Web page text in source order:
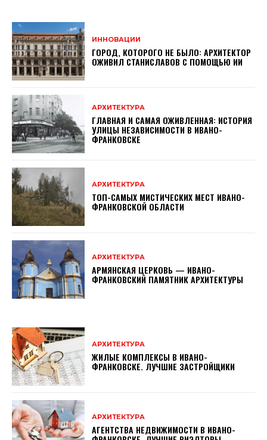
ИННОВАЦИИ
ГОРОД, КОТОРОГО НЕ БЫЛО: АРХИТЕКТОР
ОЖИВИЛ СТАНИСЛАВОВ С ПОМОЩЬЮ ИИ
АРХИТЕКТУРА
ГЛАВНАЯ И САМАЯ ОЖИВЛЕННАЯ: ИСТОРИЯ
УЛИЦЫ НЕЗАВИСИМОСТИ В ИВАНО-
ФРАНКОВСКЕ
АРХИТЕКТУРА
ТОП-САМЫХ МИСТИЧЕСКИХ МЕСТ ИВАНО-
ФРАНКОВСКОЙ ОБЛАСТИ
АРХИТЕКТУРА
АРМЯНСКАЯ ЦЕРКОВЬ — ИВАНО-
ФРАНКОВСКИЙ ПАМЯТНИК АРХИТЕКТУРЫ
АРХИТЕКТУРА
ЖИЛЫЕ КОМПЛЕКСЫ В ИВАНО-
ФРАНКОВСКЕ. ЛУЧШИЕ ЗАСТРОЙЩИКИ
АРХИТЕКТУРА
АГЕНТСТВА НЕДВИЖИМОСТИ В ИВАНО-